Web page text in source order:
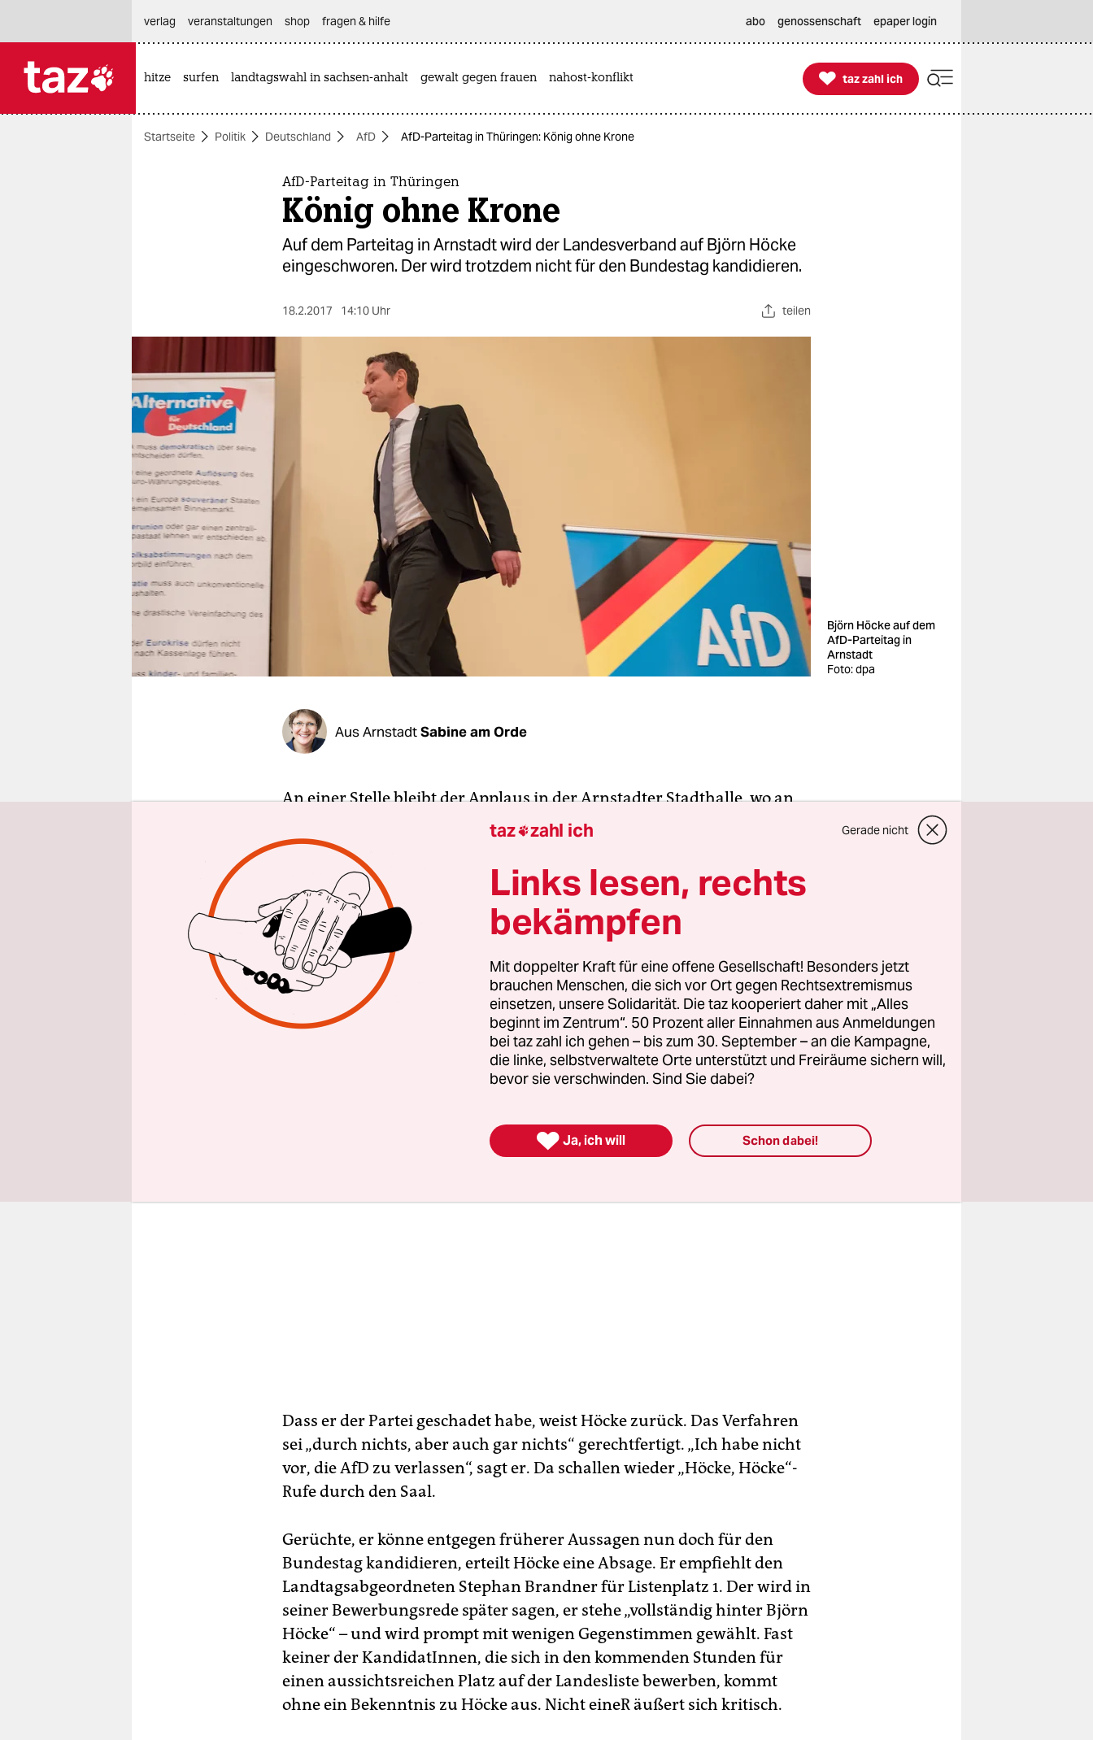
themen
berlin
nord
wahrheit
verlag
verlag
veranstaltungen
shop
unterstützen
abo
verlag
veranstaltungen shop fragen & hilfe abo genossenschaft epaper login
hitze surfen landtagswahl in sachsen-anhalt gewalt gegen frauen nahost-konflikt 
taz zahl ich
taz zahl ich
Startseite Politik Deutschland AfD AfD-Parteitag in Thüringen: König ohne Krone
AfD-Parteitag in Thüringen
König ohne Krone
Auf dem Parteitag in Arnstadt wird der Landesverband auf Björn Höcke
eingeschworen. Der wird trotzdem nicht für den Bundestag kandidieren.
18.2.2017 14:10 Uhr teilen
Björn Höcke auf dem
AfD-Parteitag in
Arnstadt
Foto: dpa
Aus ArnstadtSabine am Orde
An einer Stelle bleibt der Applaus in der Arnstadter Stadthalle, wo an
diesem Vormittag die Mitglieder des AfD-Landesparteitages gerne
„Höcke, Höcke“ rufen und stehend klatschen, zögerlich. „Ich habe ein
wichtiges Thema in einer Bierzelt-Rede vergeigt“, hat der Thüringer
Landes- und Fraktionschef Björn Höcke gerade gesagt.
Doch dann spricht Höcke von „falscher Tonlage“,
„Interpretationsspielräumen“ und einer „Flanke“, die er aufgemacht
habe. „Das war ein Fehler. Dafür möchte ich mich hier entschuldigen.“
Inhaltlich distanziert er sich nicht von der umstrittenen Rede in
Dresden. Diese hat ihm inzwischen unter anderem wegen
Ähnlichkeiten zu einer Rede, die Hitler 1932 in Kiel gehalten hat, ein
Parteiausschlussverfahren eingebracht.
Dass er der Partei geschadet habe, weist Höcke zurück. Das Verfahren
sei „durch nichts, aber auch gar nichts“ gerechtfertigt. „Ich habe nicht
vor, die AfD zu verlassen“, sagt er. Da schallen wieder „Höcke, Höcke“-
Rufe durch den Saal.
Gerüchte, er könne entgegen früherer Aussagen nun doch für den
Bundestag kandidieren, erteilt Höcke eine Absage. Er empfiehlt den
Landtagsabgeordneten Stephan Brandner für Listenplatz 1. Der wird in
seiner Bewerbungsrede später sagen, er stehe „vollständig hinter Björn
Höcke“ – und wird prompt mit wenigen Gegenstimmen gewählt. Fast
keiner der KandidatInnen, die sich in den kommenden Stunden für
einen aussichtsreichen Platz auf der Landesliste bewerben, kommt
ohne ein Bekenntnis zu Höcke aus. Nicht eineR äußert sich kritisch.
taz zahl ich Gerade nicht
Links lesen, rechts
bekämpfen
Mit doppelter Kraft für eine offene Gesellschaft! Besonders jetzt
brauchen Menschen, die sich vor Ort gegen Rechtsextremismus
einsetzen, unsere Solidarität. Die taz kooperiert daher mit „Alles
beginnt im Zentrum“. 50 Prozent aller Einnahmen aus Anmeldungen
bei taz zahl ich gehen – bis zum 30. September – an die Kampagne,
die linke, selbstverwaltete Orte unterstützt und Freiräume sichern will,
bevor sie verschwinden. Sind Sie dabei?
 Ja, ich will Schon dabei!